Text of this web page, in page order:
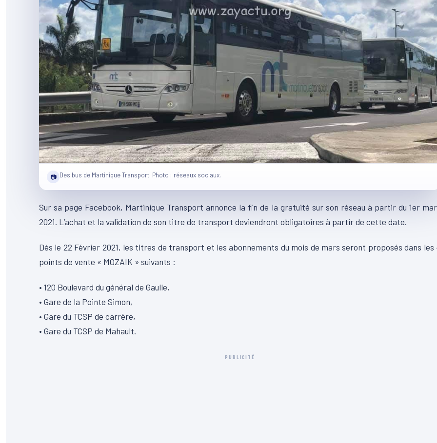
📷 Des bus de Martinique Transport. Photo : réseaux sociaux.
Sur sa page Facebook, Martinique Transport annonce la fin de la gratuité sur son réseau à partir du 1er
2021. L’achat et la validation de son titre de transport deviendront obligatoires à partir de cette date.
Dès le 22 Février 2021, les titres de transport et les abonnements du mois de mars seront proposés dans les
points de vente « MOZAIK » suivants :
• 120 Boulevard du général de Gaulle,
• Gare de la Pointe Simon,
• Gare du TCSP de carrère,
• Gare du TCSP de Mahault.
PUBLICITÉ